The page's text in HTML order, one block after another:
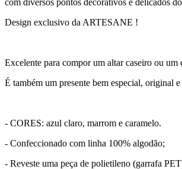
Design exclusivo da ARTESANE !
Excelente para compor um altar caseiro ou um
É também um presente bem especial, original
- CORES: azul claro, marrom e caramelo.
- Confeccionado com linha 100% algodão;
- Reveste uma peça de polietileno (garrafa